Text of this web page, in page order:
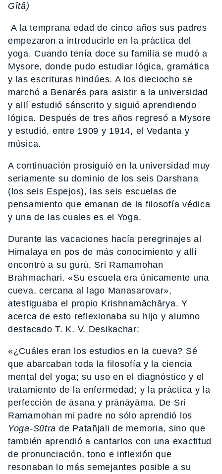
Gîtâ)
A la temprana edad de cinco años sus padres
empezaron a introducirle en la práctica del
yoga. Cuando tenía doce su familia se mudó a
Mysore, donde pudo estudiar lógica, gramática
y las escrituras hindúes. A los dieciocho se
marchó a Benarés para asistir a la universidad
y allí estudió sánscrito y siguió aprendiendo
lógica. Después de tres años regresó a Mysore
y estudió, entre 1909 y 1914, el Vedanta y
música.
A continuación prosiguió en la universidad muy
seriamente su dominio de los seis Darshana
(los seis Espejos), las seis escuelas de
pensamiento que emanan de la filosofía védica
y una de las cuales es el Yoga.
Durante las vacaciones hacía peregrinajes al
Himalaya en pos de más conocimiento y allí
encontró a su gurú, Sri Ramamohan
Brahmachari. «Su escuela era únicamente una
cueva, cercana al lago Manasarovar»,
atestiguaba el propio Krishnamāchārya. Y
acerca de esto reflexionaba su hijo y alumno
destacado T. K. V. Desikachar:
«¿Cuáles eran los estudios en la cueva? Sé
que abarcaban toda la filosofía y la ciencia
mental del yoga; su uso en el diagnóstico y el
tratamiento de la enfermedad; y la práctica y la
perfección de āsana y prānāyāma. De Sri
Ramamohan mi padre no sólo aprendió los
Yoga-Sūtra de Patañjali de memoria, sino que
también aprendió a cantarlos con una exactitud
de pronunciación, tono e inflexión que
resonaban lo más semejantes posible a su